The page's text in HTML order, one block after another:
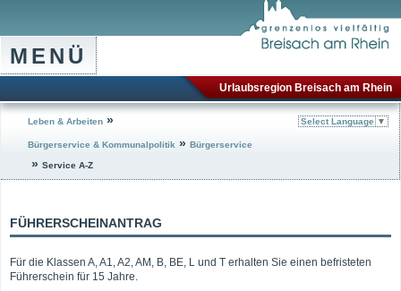
MENÜ
Urlaubsregion Breisach am Rhein
Leben & Arbeiten »
Bürgerservice & Kommunalpolitik » Bürgerservice
» Service A-Z
Select Language ▼
FÜHRERSCHEINANTRAG
Für die Klassen A, A1, A2, AM, B, BE, L und T erhalten Sie einen befristeten
Führerschein für 15 Jahre.